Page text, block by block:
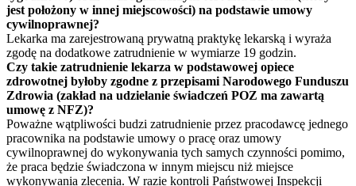
jest położony w innej miejscowości) na podstawie umowy
cywilnoprawnej?
Lekarka ma zarejestrowaną prywatną praktykę lekarską i wyraża
zgodę na dodatkowe zatrudnienie w wymiarze 19 godzin.
Czy takie zatrudnienie lekarza w podstawowej opiece
zdrowotnej byłoby zgodne z przepisami Narodowego Funduszu
Zdrowia (zakład na udzielanie świadczeń POZ ma zawartą
umowę z NFZ)?
Poważne wątpliwości budzi zatrudnienie przez pracodawcę jednego
pracownika na podstawie umowy o pracę oraz umowy
cywilnoprawnej do wykonywania tych samych czynności pomimo,
że praca będzie świadczona w innym miejscu niż miejsce
wykonywania zlecenia. W razie kontroli Państwowej Inspekcji